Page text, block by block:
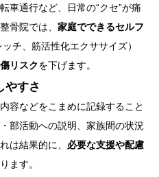
車通行など、日常の“クセ”が痛
骨院では、 家庭でできるセルフ
チ、筋活性化エクササイズ）
リスクを下げます。
やすさ
容などをこまめに記録すること
部活動への説明、家族間の状況
は結果的に、 必要な支援や配慮
ます。